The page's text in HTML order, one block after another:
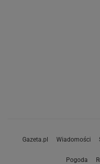
Gazeta.pl Wiadomości
Pogoda